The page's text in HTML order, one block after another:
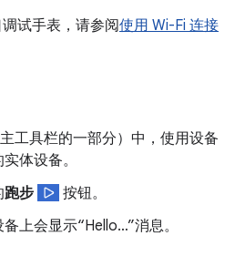
试手表，请参阅使用 Wi-Fi 连接
主工具栏的一部分）中，使用设备
体设备。
跑步
按钮。
上会显示“Hello…”消息。